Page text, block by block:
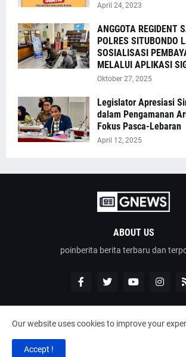
April 24, 2023
ANGGOTA REGIDENT
POLRES SITUBONDO
SOSIALISASI
MELALUI APLIKASI
Oktober 27, 2025
Legislator Apresiasi
dalam Pengamanan
Fokus Pasca-Lebaran
April 12, 2025
ABOUT US
poinberita berita terbaru dan
Design by -poinberita
Our website uses cookies to improve your
Accept !